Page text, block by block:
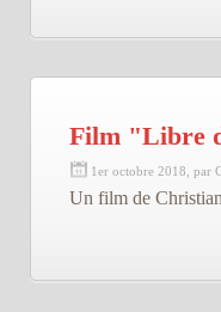
Film "Libre
1er octobre 2018, par
Un film de